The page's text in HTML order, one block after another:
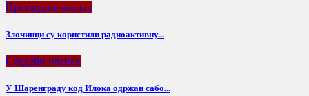
Претходни чланак
Злочинци су користили радиоактивну...
Следећи чланак
У Шаренграду код Илока одржан сабо...